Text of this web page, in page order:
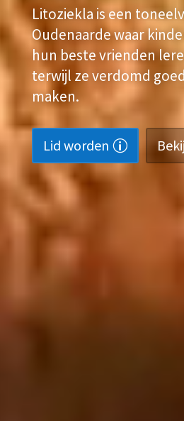
Litoziekla is een
Oudenaarde waar
hun beste vrienden
terwijl ze verdomd
maken.
Lid worden